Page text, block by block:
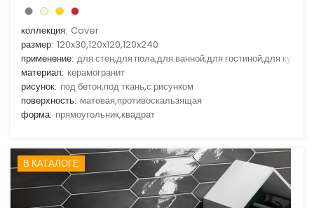
коллекция: Cover
размер: 120x30,120x120,120x240
применение: для стен,для пола,для ванной,для гостиной,для кухни
материал: керамогранит
рисунок: под бетон,под ткань,с рисунком
поверхность: матовая,противоскальзящая
форма: прямоугольник,квадрат
В КАТАЛОГЕ